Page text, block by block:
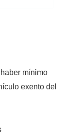
mínimo
exento del